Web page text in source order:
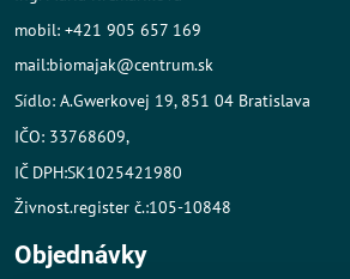
mobil: +421 905 657 169
mail:biomajak@centrum.sk
Sídlo: A.Gwerkovej 19, 851 04 Bratislava
IČO: 33768609,
IČ DPH:SK1025421980
Živnost.register č.:105-10848
Objednávky